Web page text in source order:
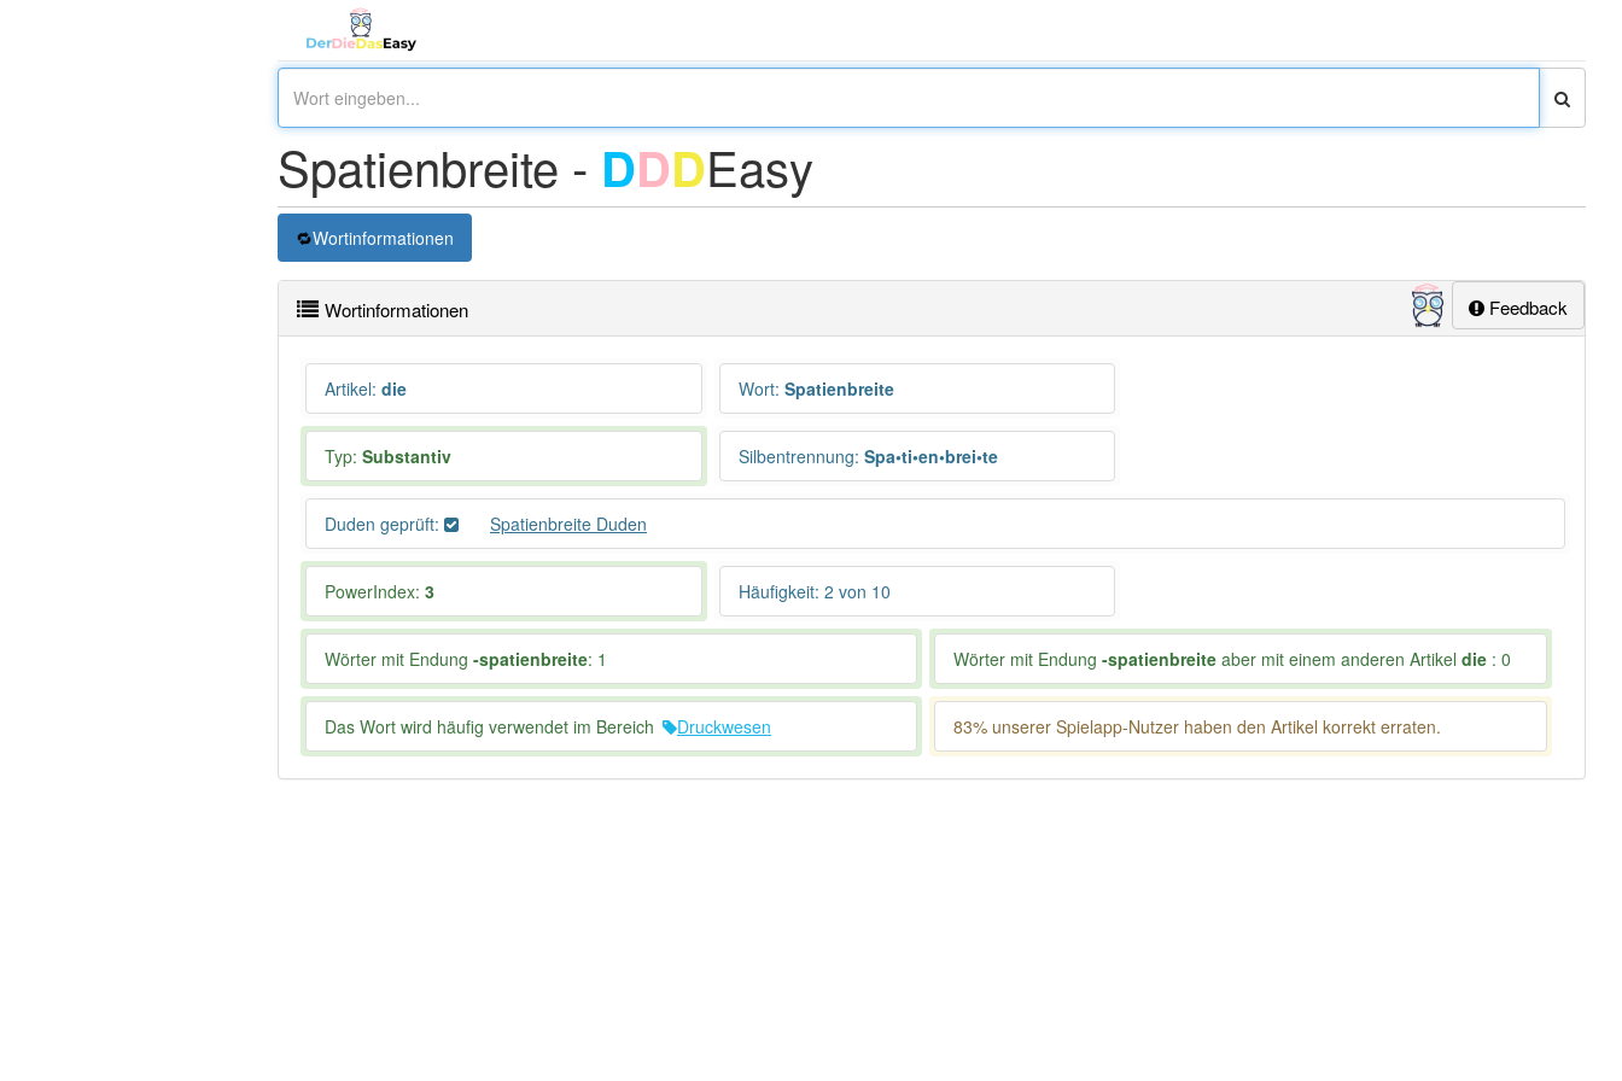
Spatienbreite - DDDEasy
Wortinformationen
Feedback
Wortinformationen
Artikel: die Wort: Spatienbreite
Typ: Substantiv Silbentrennung: Spa•ti•en•brei•te
Duden geprüft: Spatienbreite Duden
PowerIndex: 3 Häufigkeit: 2 von 10
Wörter mit Endung -spatienbreite: 1 Wörter mit Endung-spatienbreite aber mit einem anderen Artikeldie : 0
Das Wort wird häufig verwendet im Bereich Druckwesen 83% unserer Spielapp-Nutzer haben den Artikel korrekt erraten.